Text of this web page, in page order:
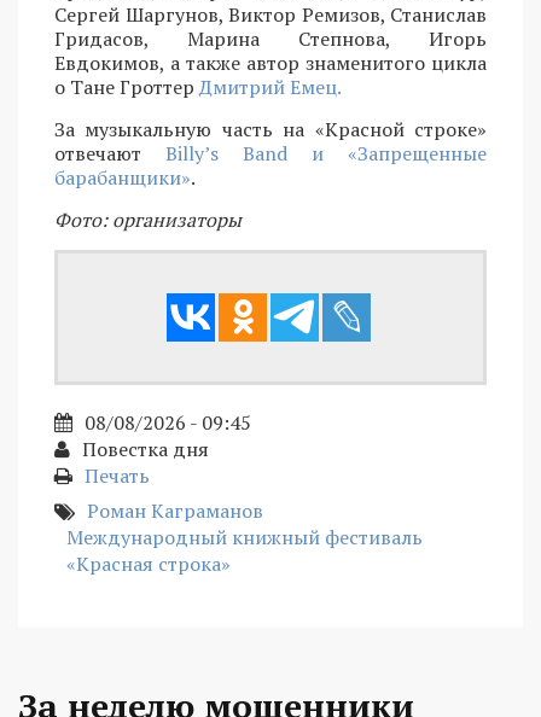
Сергей Шаргунов, Виктор Ремизов, Станислав
Гридасов, Марина Степнова, Игорь
Евдокимов, а также автор знаменитого цикла
о Тане ГроттерДмитрий Емец.
За музыкальную часть на «Красной строке»
отвечают Billy’s Band и «Запрещенные
барабанщики».
Фото: организаторы
08/08/2026 - 09:45
Повестка дня
Печать
Роман Каграманов
Международный книжный фестиваль
«Красная строка»
За неделю мошенники